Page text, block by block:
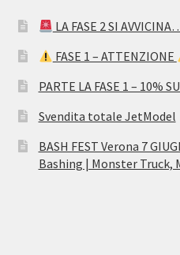
LA FASE 2 SI
FASE 1 – ATTENZIONE
PARTE LA FASE 1 – 10%
Svendita totale JetModel
BASH FEST Verona 7
Bashing | Monster Truck,